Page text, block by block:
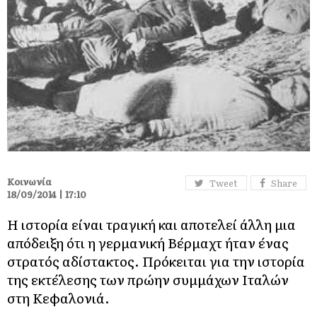
Tweet Share
Κοινωνία
18/09/2014 | 17:10
Η ιστορία είναι τραγική και αποτελεί άλλη μια
απόδειξη ότι η γερμανική Βέρμαχτ ήταν ένας
στρατός αδίστακτος. Πρόκειται για την ιστορία
της εκτέλεσης των πρώην συμμάχων Ιταλών
στη Κεφαλονιά.